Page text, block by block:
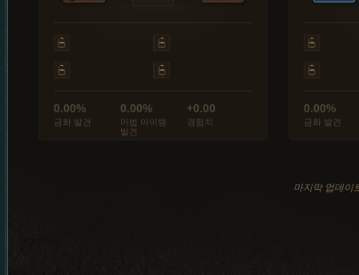
0.00%
금화 발견
0.00%
마법 아이템
발견
+0.00
경험치
0.00%
금화 발견
마지막 업데이